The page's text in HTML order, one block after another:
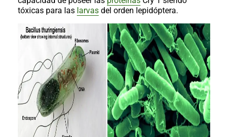
boletín
Agricultura
Avicultura
Cultivos
Ganadería
Hidroponía
tóxicas para las larvas del orden lepidóptera.